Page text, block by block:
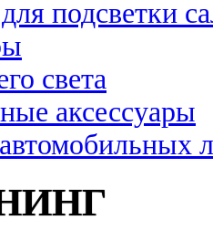
подсветки
света
аксессуары